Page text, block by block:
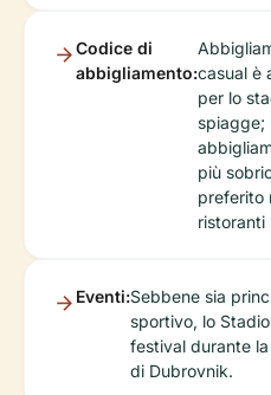
Codice di
abbigliamento:casual è
per lo
spiagge;
più
preferito
ristoranti
Eventi:Sebbene sia
sportivo, lo
festival durante
di Dubrovnik.